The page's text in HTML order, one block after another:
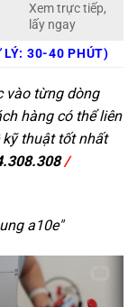
Xem trực tiếp,
lấy ngay
LÝ: 30-40 PHÚT)
vào từng dòng
hàng có thể liên
thuật tốt nhất
/
a10e"